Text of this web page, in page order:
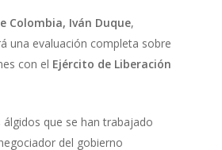
Colombia, Iván Duque,
una evaluación completa sobre
con el Ejército de Liberación
que se han trabajado
del gobierno